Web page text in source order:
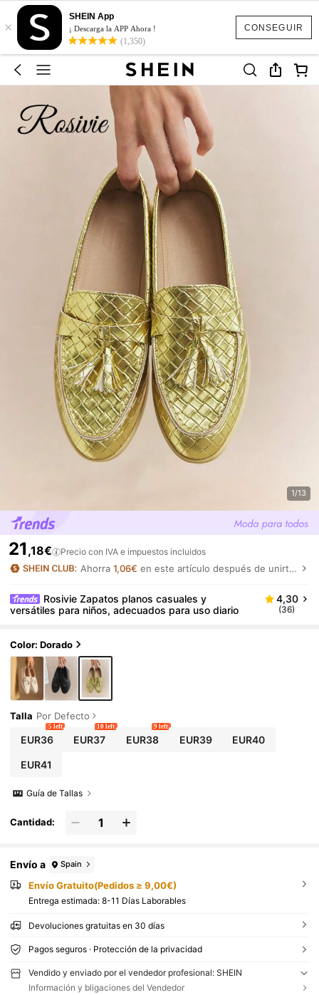
CONSEGUIR
×
SHEIN App
¡ Descarga la APP Ahora !
(1,350)
1/13
21 ,18€ Precio con IVA e impuestos incluidos
Ahorra 1,06€ en este artículo después de unirte.
Rosivie Zapatos planos casuales y
versátiles para niños, adecuados para uso diario
4,30
(36)
Color: Dorado
Talla Por Defecto
EUR36
5 left
EUR37
10 left
EUR38
9 left
EUR39 EUR40
EUR41
Guía de Tallas
Cantidad:
Envío a Spain
Envío Gratuito(Pedidos ≥ 9,00€)
Entrega estimada: 8-11 Días Laborables
Devoluciones gratuitas en 30 días
Pagos seguros · Protección de la privacidad
Vendido y enviado por el vendedor profesional: SHEIN
Información y bligaciones del Vendedor